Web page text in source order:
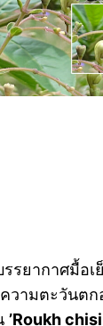
รยากาศมื้อเ
วามตะวันตก
’Roukh